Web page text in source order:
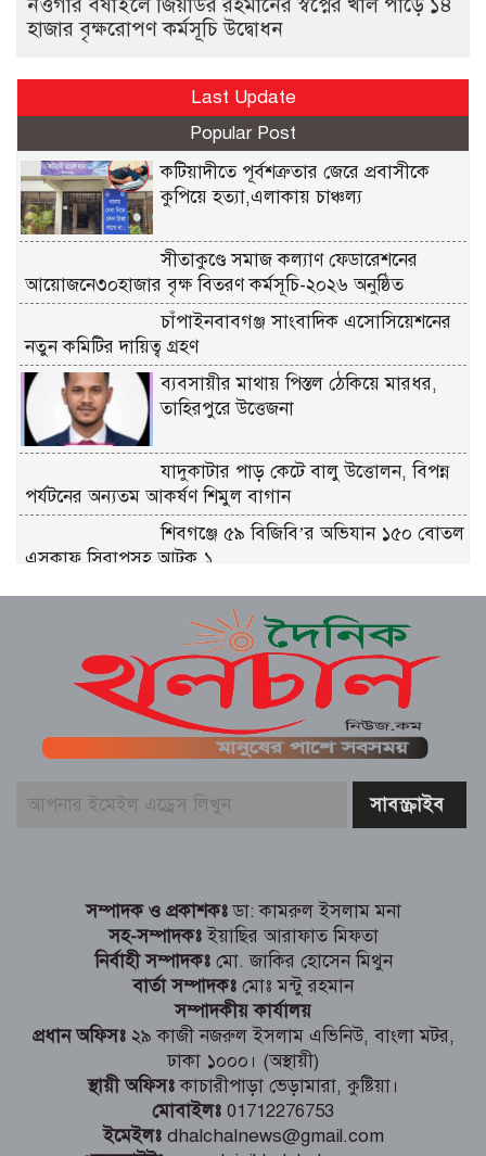
নওগাঁর বর্ষাইলে জিয়াউর রহমানের স্বপ্নের খাল পাড়ে ১৪
হাজার বৃক্ষরোপণ কর্মসূচি উদ্বোধন
Last Update
Popular Post
কটিয়াদীতে পূর্বশত্রুতার জেরে প্রবাসীকে
কুপিয়ে হত্যা,এলাকায় চাঞ্চল্য
সীতাকুণ্ডে সমাজ কল্যাণ ফেডারেশনের
আয়োজনে৩০হাজার বৃক্ষ বিতরণ কর্মসূচি-২০২৬ অনুষ্ঠিত
চাঁপাইনবাবগঞ্জ সাংবাদিক এসোসিয়েশনের
নতুন কমিটির দায়িত্ব গ্রহণ
ব্যবসায়ীর মাথায় পিস্তল ঠেকিয়ে মারধর,
তাহিরপুরে উত্তেজনা
যাদুকাটার পাড় কেটে বালু উত্তোলন, বিপন্ন
পর্যটনের অন্যতম আকর্ষণ শিমুল বাগান
শিবগঞ্জে ৫৯ বিজিবি’র অভিযান ১৫০ বোতল
এসকাফ সিরাপসহ আটক ১
তাহিরপুরে জমি বিরোধে নারীসহ ৬ জনকে
কুপিয়ে আহত ; চিকিৎসাধীন থাকার ১২ দিন
পর আহত মধু মিয়ার মৃত্যু
প্রতিটি ইউনিয়নে খেলার মাঠ বানানো হবে
,,,,,,,,,,,,,,,, যুব ও ক্রীড়া প্রতিমন্ত্রী আমিনুল
হক
তৈরি: গ্রেপ্তার ৫, উদ্ধার ৪ তরুণী
গোমস্তাপুরে পুলিশের অভিযানে গাঁজাসহ দুই
সম্পাদক ও প্রকাশকঃডা: কামরুল ইসলাম মনা
সহ-সম্পাদকঃইয়াছির আরাফাত মিফতা
নির্বাহী সম্পাদকঃমো. জাকির হোসেন মিথুন
বার্তা সম্পাদকঃ মোঃ মন্টু রহমান
সম্পাদকীয় কার্যালয়
প্রধান অফিসঃ২৯ কাজী নজরুল ইসলাম এভিনিউ, বাংলা মটর,
ঢাকা ১০০০। (অস্থায়ী)
স্থায়ী অফিসঃকাচারীপাড়া ভেড়ামারা, কুষ্টিয়া।
মোবাইলঃ 01712276753
ইমেইলঃdhalchalnews@gmail.com